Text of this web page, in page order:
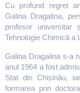
Cu profund regret
Galina Dragalina,
profesor
Tehnologie Chimică a
Galina Dragalina s-a
anul 1964 a fost
Stat din Chișinău,
formarea prin